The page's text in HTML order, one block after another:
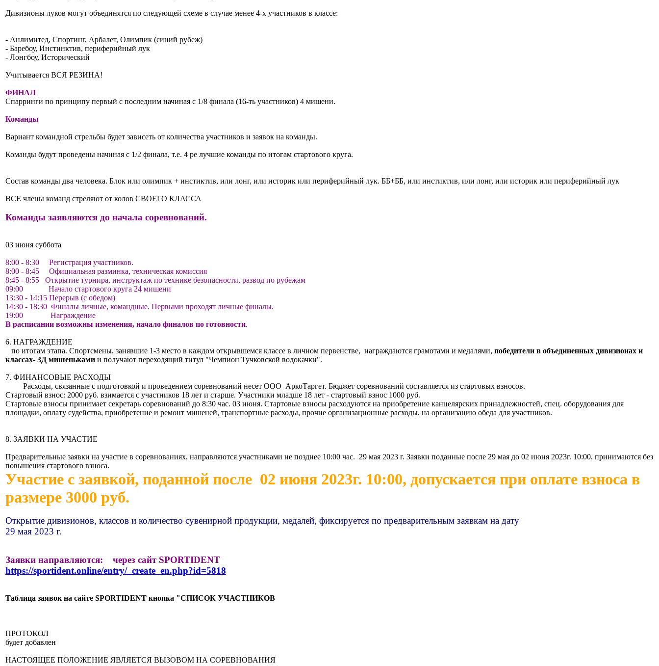
Дивизионы луков могут объединятся по следующей схеме в случае менее 4-х участников в классе:
- Анлимитед, Спортинг, Арбалет, Олимпик (синий рубеж)
- Баребоу, Инстинктив, периферийный лук
- Лонгбоу, Исторический
Учитывается ВСЯ РЕЗИНА!
ФИНАЛ
Спарринги по принципу первый с последним начиная с 1/8 финала (16-ть участников) 4 мишени.
Команды
Вариант командной стрельбы будет зависеть от количества участников и заявок на команды.
Команды будут проведены начиная с 1/2 финала, т.е. 4 ре лучшие команды по итогам стартового круга.
Состав команды два человека. Блок или олимпик + инстиктив, или лонг, или историк или периферийный лук. ББ+ББ, или инстиктив, или лонг, или историк или периферийный лук
ВСЕ члены команд стреляют от колов СВОЕГО КЛАССА
Команды заявляются до начала соревнований.
03 июня суббота
8:00 - 8:30 Регистрация участников.
8:00 - 8:45 Официальная разминка, техническая комиссия
8:45 - 8:55 Открытие турнира, инструктаж по технике безопасности, развод по рубежам
09:00 Начало стартового круга 24 мишени
13:30 - 14:15 Перерыв (с обедом)
14:30 - 18:30 Финалы личные, командные. Первыми проходят личные финалы.
19:00 Награждение
В расписании возможны изменения, начало финалов по готовности.
6. НАГРАЖДЕНИЕ
по итогам этапа. Спортсмены, занявшие 1-3 место в каждом открывшемся классе в личном первенстве, награждаются грамотами и медалями, победители в объединенных дивизионах и
классах- 3Д мишеньками и получают переходящий титул "Чемпион Тучковской водокачки".
7. ФИНАНСОВЫЕ РАСХОДЫ
Расходы, связанные с подготовкой и проведением соревнований несет ООО АркоТаргет. Бюджет соревнований составляется из стартовых взносов.
Стартовый взнос: 2000 руб. взимается с участников 18 лет и старше. Участники младше 18 лет - стартовый взнос 1000 руб.
Стартовые взносы принимает секретарь соревнований до 8:30 час. 03 июня. Стартовые взносы расходуются на приобретение канцелярских принадлежностей, спец. оборудования для
площадки, оплату судейства, приобретение и ремонт мишеней, транспортные расходы, прочие организационные расходы, на организацию обеда для участников.
8. ЗАЯВКИ НА УЧАСТИЕ
Предварительные заявки на участие в соревнованиях, направляются участниками не позднее 10:00 час. 29 мая 2023 г. Заявки поданные после 29 мая до 02 июня 2023г. 10:00, принимаются без
повышения стартового взноса.
Участие с заявкой, поданной после 02 июня 2023г. 10:00, допускается при оплате взноса в
размере 3000 руб.
Открытие дивизионов, классов и количество сувенирной продукции, медалей, фиксируется по предварительным заявкам на дату
29 мая 2023 г.
Заявки направляются: через сайт SPORTIDENT
https://sportident.online/entry/_create_en.php?id=5818
Таблица заявок на сайте SPORTIDENT кнопка "СПИСОК УЧАСТНИКОВ
ПРОТОКОЛ
будет добавлен
НАСТОЯЩЕЕ ПОЛОЖЕНИЕ ЯВЛЯЕТСЯ ВЫЗОВОМ НА СОРЕВНОВАНИЯ